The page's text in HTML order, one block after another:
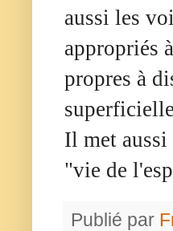
aussi les
appropriés
propres à
Il met aussi
"vie de
Publié par